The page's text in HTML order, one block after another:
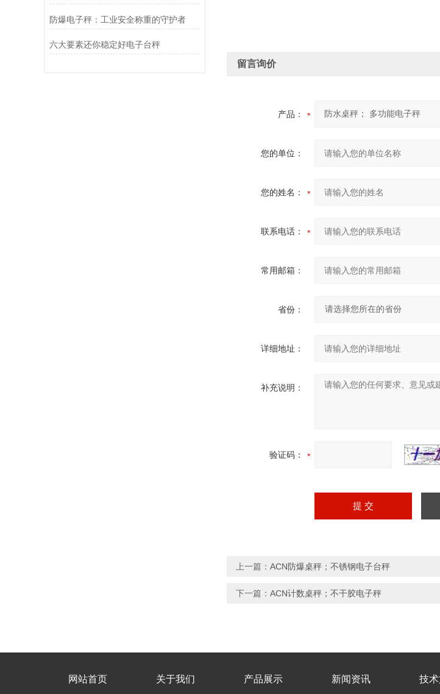
防爆电子秤：工业安全称重的守护者
六大要素还你稳定好电子台秤
留言询价
产品：
您的单位：
您的姓名：
联系电话：
常用邮箱：
省份：
详细地址：
补充说明：
验证码：
上一篇： ACN防爆桌秤；不锈钢电子台秤
下一篇： ACN计数桌秤；不干胶电子秤
网站首页 关于我们 产品展示 新闻资讯 技